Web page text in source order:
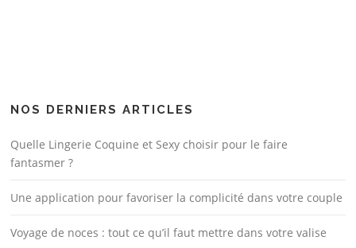
NOS DERNIERS ARTICLES
Quelle Lingerie Coquine et Sexy choisir pour le faire
fantasmer ?
Une application pour favoriser la complicité dans votre couple
Voyage de noces : tout ce qu’il faut mettre dans votre valise